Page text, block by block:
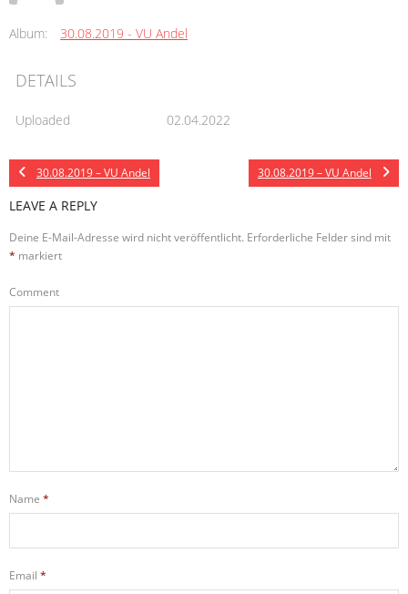
Album: 30.08.2019 - VU Andel
DETAILS
Uploaded 02.04.2022
30.08.2019 – VU Andel 30.08.2019 – VU Andel
LEAVE A REPLY
Deine E-Mail-Adresse wird nicht veröffentlicht. Erforderliche Felder sind mit
* markiert
Comment
Name *
Email *